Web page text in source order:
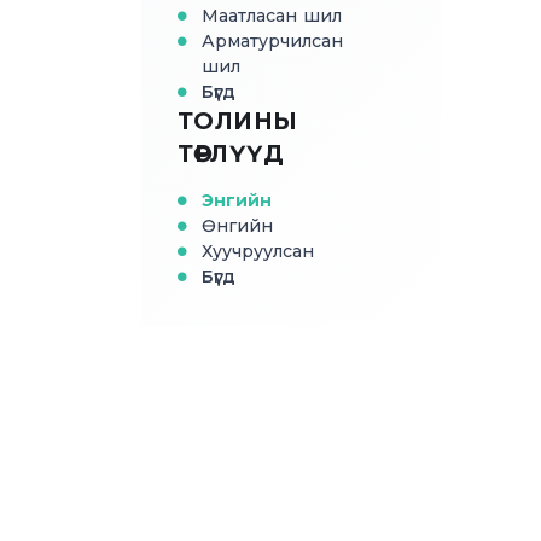
Маатласан шил
Арматурчилсан
шил
Бүгд
ТОЛИНЫ
ТӨРЛҮҮД
Энгийн
Өнгийн
Хуучруулсан
Бүгд